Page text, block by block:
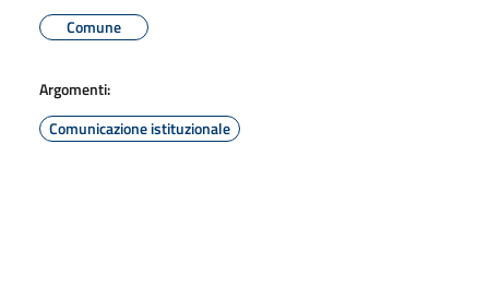
Comune
Argomenti:
Comunicazione istituzionale